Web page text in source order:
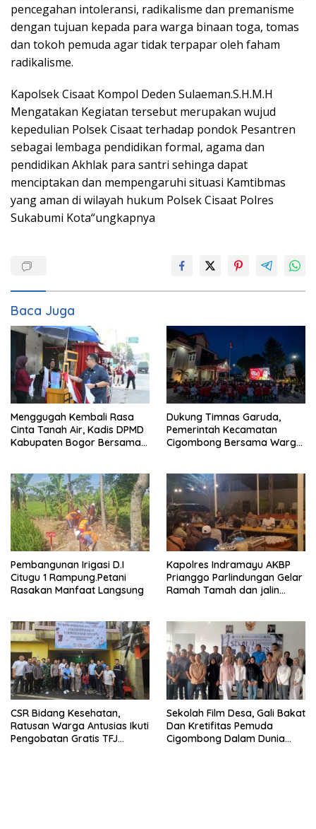
pencegahan intoleransi, radikalisme dan premanisme
dengan tujuan kepada para warga binaan toga, tomas
dan tokoh pemuda agar tidak terpapar oleh faham
radikalisme.
Kapolsek Cisaat Kompol Deden Sulaeman.S.H.M.H
Mengatakan Kegiatan tersebut merupakan wujud
kepedulian Polsek Cisaat terhadap pondok Pesantren
sebagai lembaga pendidikan formal, agama dan
pendidikan Akhlak para santri sehinga dapat
menciptakan dan mempengaruhi situasi Kamtibmas
yang aman di wilayah hukum Polsek Cisaat Polres
Sukabumi Kota“ungkapnya
Baca Juga
Menggugah Kembali Rasa
Cinta Tanah Air, Kadis DPMD
Kabupaten Bogor Bersama
Masyarakat Dan Pengguna
Jalan.
Dukung Timnas Garuda,
Pemerintah Kecamatan
Cigombong Bersama Warga
Pembangunan Irigasi D.I
Citugu 1 Rampung.Petani
Rasakan Manfaat Langsung
Kapolres Indramayu AKBP
Prianggo Parlindungan Gelar
Ramah Tamah dan jalin
CSR Bidang Kesehatan,
Ratusan Warga Antusias Ikuti
Pengobatan Gratis TFJ
Sekolah Film Desa, Gali Bakat
Dan Kretifitas Pemuda
Cigombong Dalam Dunia